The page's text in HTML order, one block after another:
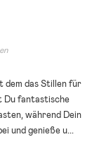
dem das Stillen für
Du fantastische
während Dein
und genieße u...